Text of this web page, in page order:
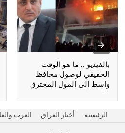
بالفيديو .. ما هو الوقت
الحقيقي لوصول محافظ
واسط الى المول المحترق
بالكوت؟
الرئيسية أخبار العراق العرب